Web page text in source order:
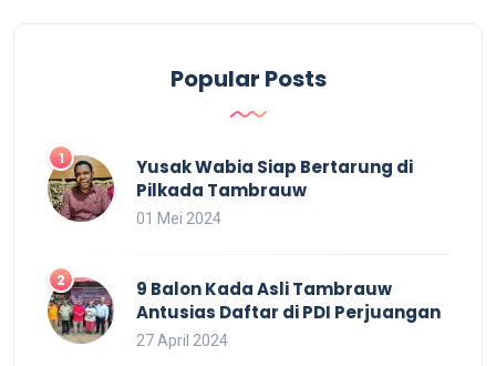
Popular Posts
Yusak Wabia Siap Bertarung di
Pilkada Tambrauw
01 Mei 2024
9 Balon Kada Asli Tambrauw
Antusias Daftar di PDI Perjuangan
27 April 2024